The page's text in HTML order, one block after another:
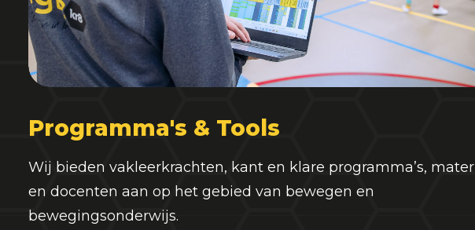
Programma's & Tools
Wij bieden vakleerkrachten, kant en klare programma’s,
en docenten aan op het gebied van bewegen en
bewegingsonderwijs.